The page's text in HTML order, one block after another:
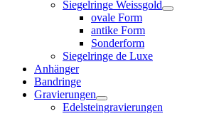
Siegelringe Weissgold
ovale Form
antike Form
Sonderform
Siegelringe de Luxe
Anhänger
Bandringe
Gravierungen
Edelsteingravierungen